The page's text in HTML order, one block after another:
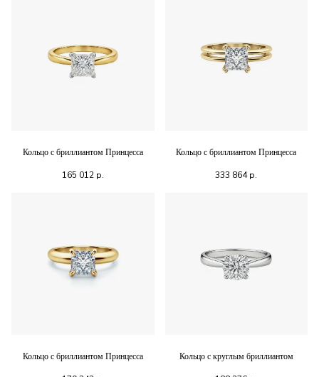
Кольцо с бриллиантом Принцесса
165 012р.
Кольцо с бриллиантом Принцесса
333 864р.
Кольцо с бриллиантом Принцесса
Кольцо с круглым бриллиантом